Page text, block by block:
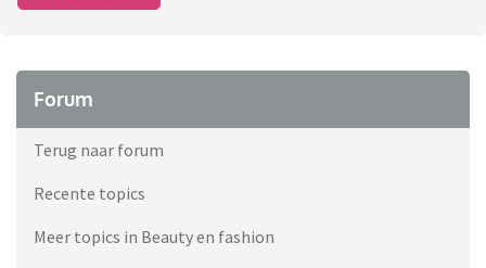
Forum
Terug naar forum
Recente topics
Meer topics in Beauty en fashion